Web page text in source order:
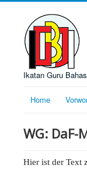
Ikatan Guru
Home
WG:
Hier ist der Text